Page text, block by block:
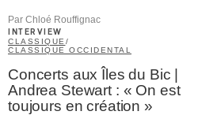
Par Chloé Rouffignac
INTERVIEW
CLASSIQUE /
CLASSIQUE OCCIDENTAL
Concerts aux Îles du Bic |
Andrea Stewart : « On est
toujours en création »